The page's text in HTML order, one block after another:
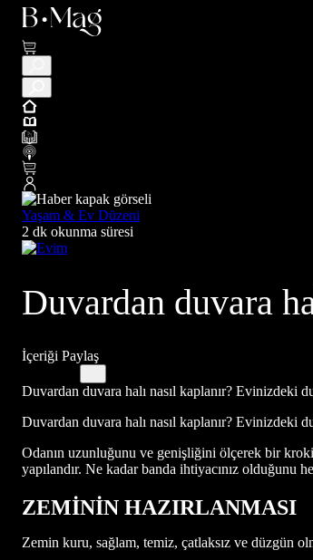
Yaşam & Ev Düzeni
2 dk okunma süresi
Duvardan duvara
İçeriği Paylaş
Duvardan duvara halı nasıl kaplanır? Evinizdeki
Duvardan duvara halı nasıl kaplanır? Evinizdeki
Odanın uzunluğunu ve genişliğini ölçerek bir
yapılandır. Ne kadar banda ihtiyacınız olduğunu
ZEMİNİN HAZIRLANMASI
Zemin kuru, sağlam, temiz, çatlaksız ve düzgün